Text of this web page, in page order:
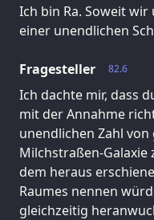
Ich bin Ra. Soweit
einer unendlichen
82.6
Fragesteller
Ich dachte mir, dass
mit der Annahme
unendlichen Zahl
Milchstraßen-Galaxie
dem heraus
Raumes nennen
gleichzeitig